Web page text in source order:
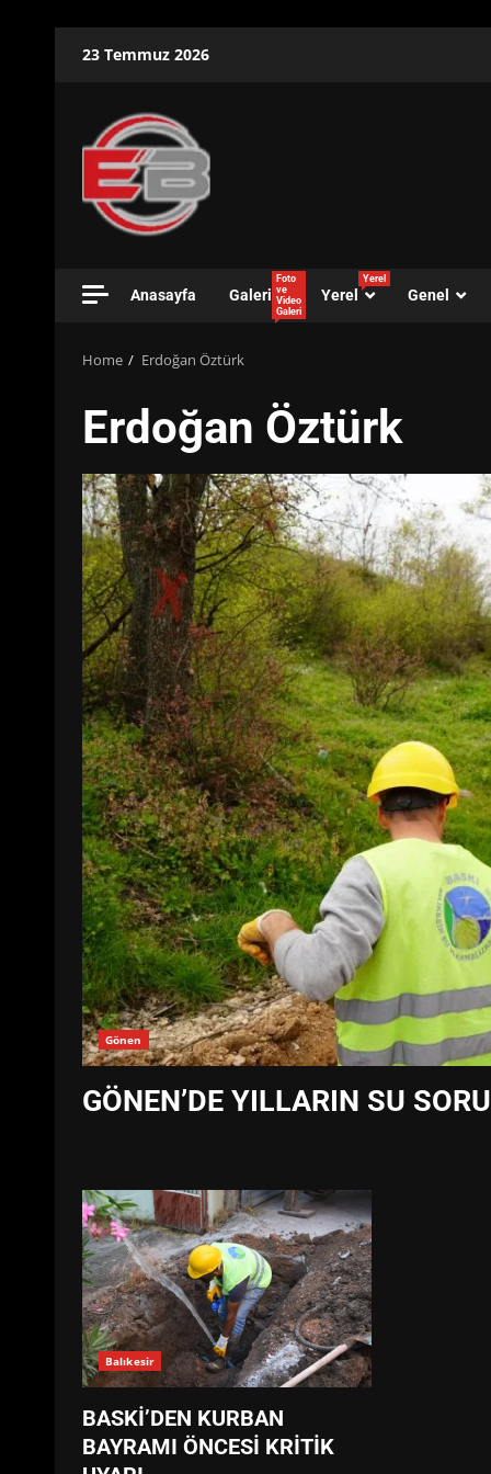
23 Temmuz 2026
Anasayfa Galeri
Foto
ve
Video
Galeri
Yerel
Yerel
Genel
Home Erdoğan Öztürk
Erdoğan Öztürk
Gönen
GÖNEN’DE YILLARIN SU
Balıkesir
BASKİ’DEN KURBAN
BAYRAMI ÖNCESİ KRİTİK